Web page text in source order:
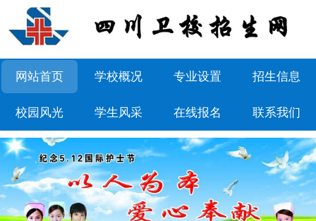
网站首页 学校概况 专业设置 招生信息
校园风光 学生风采 在线报名 联系我们